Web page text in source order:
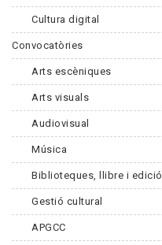
Cultura digital
Convocatòries
Arts escèniques
Arts visuals
Audiovisual
Música
Biblioteques, llibre i edició
Gestió cultural
APGCC